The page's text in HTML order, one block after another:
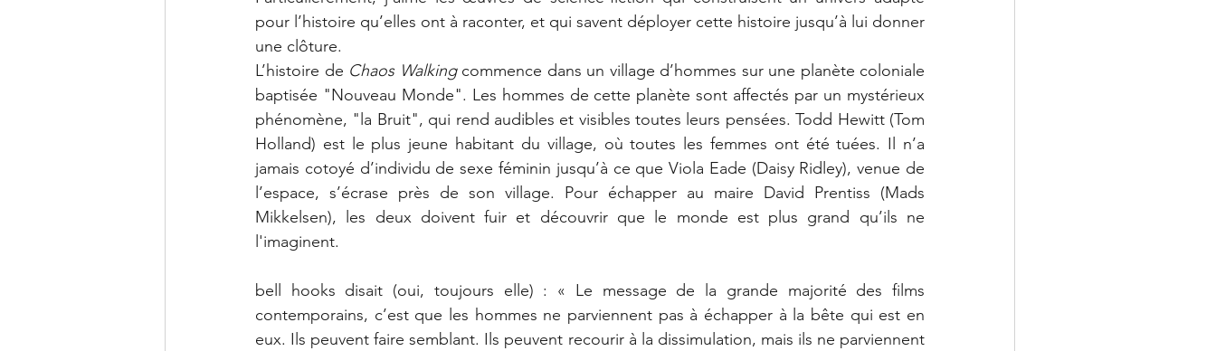
pour l’histoire qu’elles ont à raconter, et qui savent déployer cette histoire jusqu’à lui donner
une clôture.
L’histoire de Chaos Walking commence dans un village d’hommes sur une planète coloniale
baptisée "Nouveau Monde". Les hommes de cette planète sont affectés par un mystérieux
phénomène, "la Bruit", qui rend audibles et visibles toutes leurs pensées. Todd Hewitt (Tom
Holland) est le plus jeune habitant du village, où toutes les femmes ont été tuées. Il n’a
jamais cotoyé d’individu de sexe féminin jusqu’à ce que Viola Eade (Daisy Ridley), venue de
l’espace, s’écrase près de son village. Pour échapper au maire David Prentiss (Mads
Mikkelsen), les deux doivent fuir et découvrir que le monde est plus grand qu’ils ne
l'imaginent.
bell hooks disait (oui, toujours elle) : « Le message de la grande majorité des films
contemporains, c’est que les hommes ne parviennent pas à échapper à la bête qui est en
eux. Ils peuvent faire semblant. Ils peuvent recourir à la dissimulation, mais ils ne parviennent